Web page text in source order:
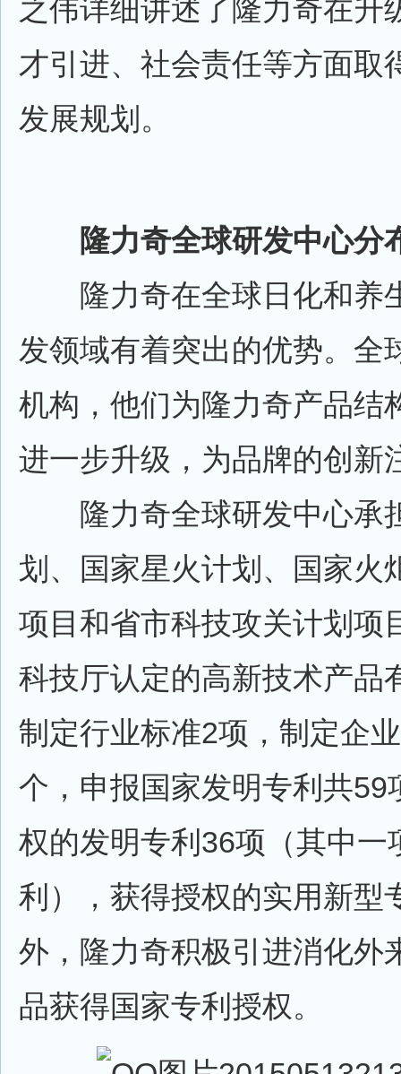
之伟详细讲述了隆力奇在升
才引进、社会责任等方面取
发展规划。
隆力奇全球研发中心分
隆力奇在全球日化和养
发领域有着突出的优势。全
机构，他们为隆力奇产品结
进一步升级，为品牌的创新
隆力奇全球研发中心承
划、国家星火计划、国家火
项目和省市科技攻关计划项
科技厅认定的高新技术产品
制定行业标准2项，制定企
个，申报国家发明专利共59
权的发明专利36项（其中一
利），获得授权的实用新型
外，隆力奇积极引进消化外
品获得国家专利授权。